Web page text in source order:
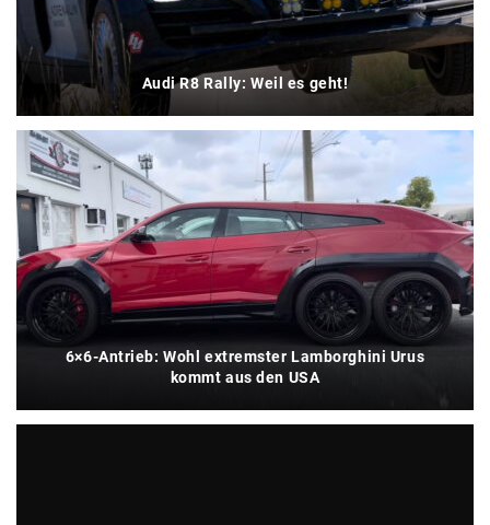
Audi R8 Rally: Weil es geht!
6×6-Antrieb: Wohl extremster Lamborghini Urus
kommt aus den USA